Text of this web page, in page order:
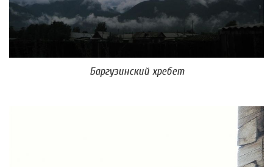
Баргузинский хребет